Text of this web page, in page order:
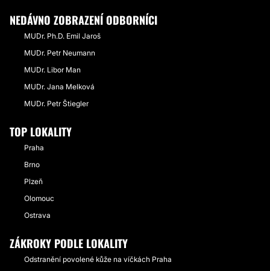
NEDÁVNO ZOBRAZENÍ ODBORNÍCI
MUDr. Ph.D. Emil Jaroš
MUDr. Petr Neumann
MUDr. Libor Man
MUDr. Jana Melková
MUDr. Petr Štiegler
TOP LOKALITY
Praha
Brno
Plzeň
Olomouc
Ostrava
ZÁKROKY PODLE LOKALITY
Odstranění povolené kůže na víčkách Praha